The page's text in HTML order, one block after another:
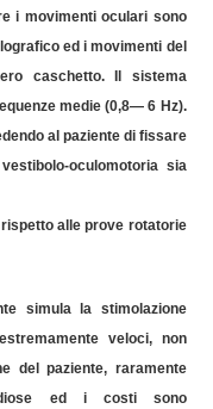
i movimenti oculari sono
ed i movimenti del
caschetto. Il sistema
medie (0,8— 6 Hz).
al paziente di fissare
oculomotoria sia
rispetto alle prove rotatorie
simula la stimolazione
veloci, non
del paziente, raramente
ed i costi sono